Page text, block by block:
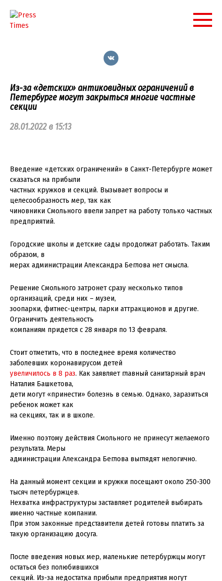
контенту
Из-за «детских» антиковидных ограничений в
Петербурге могут закрыться многие частные
секции
28.01.2022 в 15:13
Введение «детских ограничений» в Санкт-Петербурге может
сказаться на прибыли
частных кружков и секций. Вызывает вопросы и
целесообразность мер, так как
чиновники Смольного ввели запрет на работу только частных
предприятий.
Городские школы и детские сады продолжат работать. Таким
образом, в
мерах администрации Александра Беглова нет смысла.
Решение Смольного затронет сразу несколько типов
организаций, среди них – музеи,
зоопарки, фитнес-центры, парки аттракционов и другие.
Ограничить деятельность
компаниям придется с 28 января по 13 февраля.
Стоит отметить, что в последнее время количество
заболевших коронавирусом детей
увеличилось в 8 раз. Как заявляет главный санитарный врач
Наталия Башкетова,
дети могут «принести» болезнь в семью. Однако, заразиться
ребенок может как
на секциях, так и в школе.
Именно поэтому действия Смольного не принесут желаемого
результата. Меры
администрации Александра Беглова выглядят нелогично.
На данный момент секции и кружки посещают около 250-300
тысяч петербуржцев.
Нехватка инфраструктуры заставляет родителей выбирать
именно частные компании.
При этом законные представители детей готовы платить за
такую организацию досуга.
После введения новых мер, маленькие петербуржцы могут
остаться без полюбившихся
секций. Из-за недостатка прибыли предприятия могут